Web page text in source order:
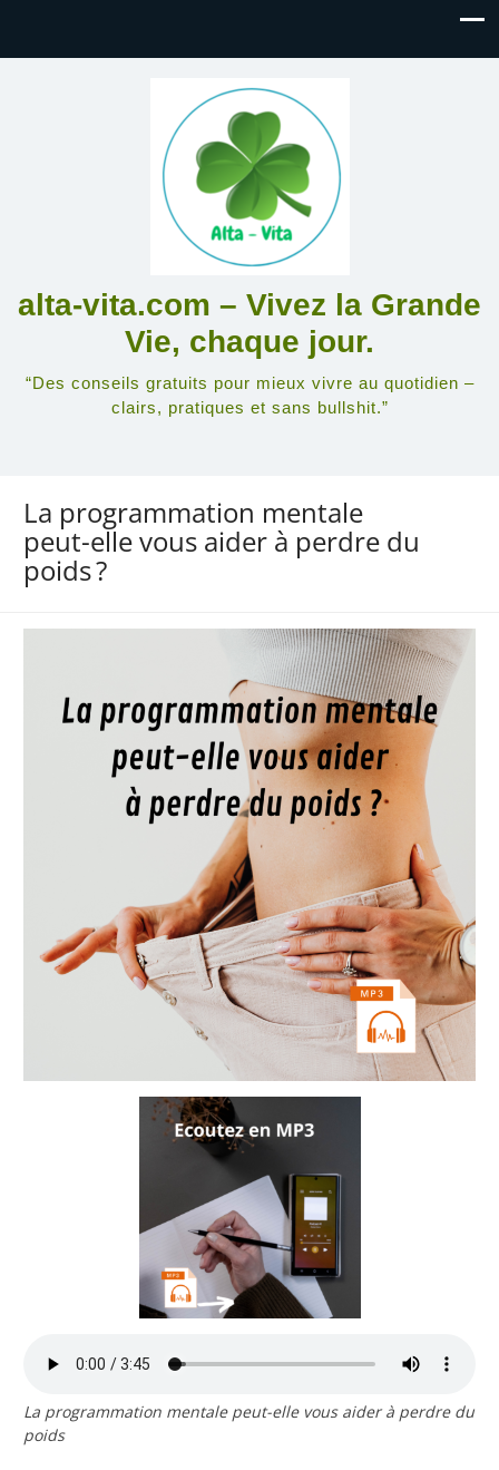
alta-vita.com – Vivez la Grande
Vie, chaque jour.
“Des conseils gratuits pour mieux vivre au quotidien –
clairs, pratiques et sans bullshit.”
La programmation mentale
peut-elle vous aider à perdre du
poids ?
La programmation mentale peut-elle vous aider à perdre du
poids